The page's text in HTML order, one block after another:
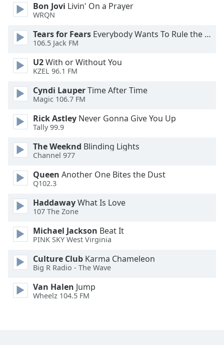
Opacity
Text
Background
Color
Opacity
Caption
Background
Color
Size
Text
Edge
Style
Bon Jovi Livin' On a Prayer
WRQN
Tears for Fears Everybody Wants To Rule the World
106.5 Jack FM
U2With or Without You
KZEL 96.1 FM
Cyndi LauperTime After Time
Magic 106.7 FM
Rick Astley Never Gonna Give You Up
Tally 99.9
The Weeknd Blinding Lights
Channel 977
Queen Another One Bites the Dust
Q102.3
HaddawayWhat Is Love
107 The Zone
Michael Jackson Beat It
PINK SKY West Virginia
Culture Club Karma Chameleon
Big R Radio - The Wave
Van Halen Jump
Wheelz 104.5 FM